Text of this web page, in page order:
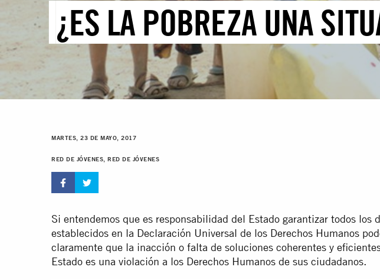
¿ES LA POBREZA UNA
MARTES, 23 DE MAYO, 2017
RED DE JÓVENES, RED DE JÓVENES
Si entendemos que es responsabilidad del Estado garantizar todos los
establecidos en la Declaración Universal de los Derechos Humanos
claramente que la inacción o falta de soluciones coherentes y
Estado es una violación a los Derechos Humanos de sus ciudadanos.